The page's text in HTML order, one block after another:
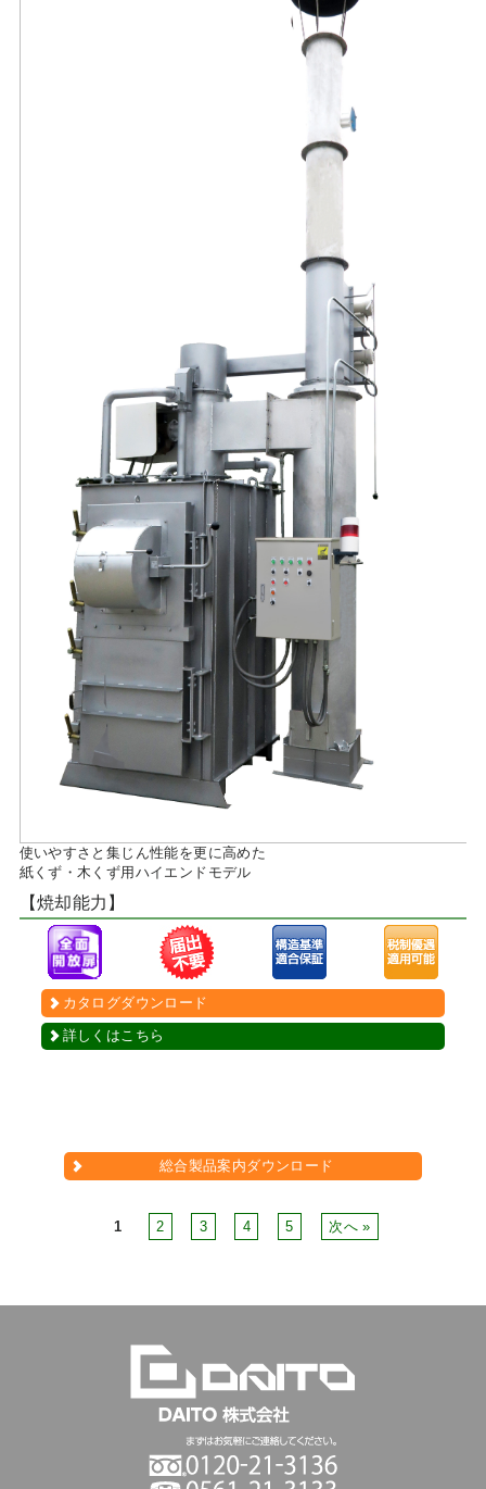
使いやすさと集じん性能を更に高めた
紙くず・木くず用ハイエンドモデル
【焼却能力】
カタログダウンロード
詳しくはこちら
総合製品案内ダウンロード
1 2 3 4 5 次へ »